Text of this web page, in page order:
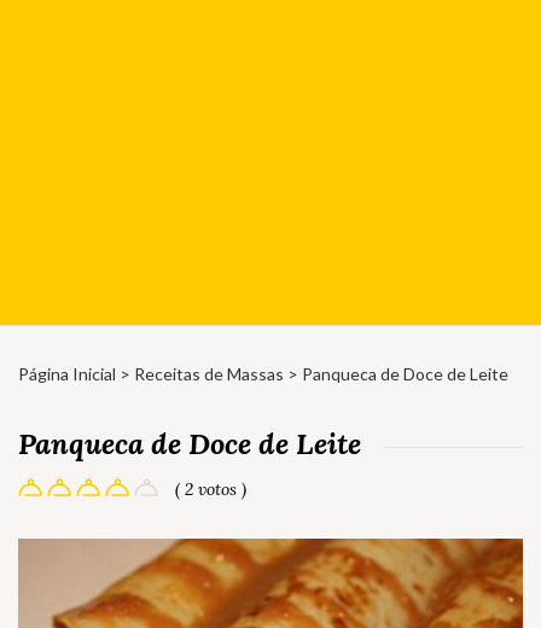
Página Inicial > Receitas de Massas > Panqueca de Doce de Leite
Panqueca de Doce de Leite
( 2 votos )